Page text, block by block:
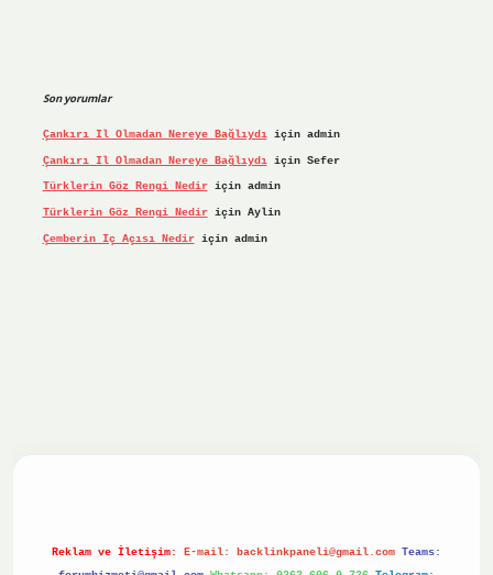
Son yorumlar
Çankırı Il Olmadan Nereye Bağlıydıiçin admin
Çankırı Il Olmadan Nereye Bağlıydıiçin Sefer
Türklerin Göz Rengi Nediriçin admin
Türklerin Göz Rengi Nediriçin Aylin
Çemberin Iç Açısı Nediriçin admin
Reklam ve İletişim: E-mail: backlinkpaneli@gmail.com Teams: